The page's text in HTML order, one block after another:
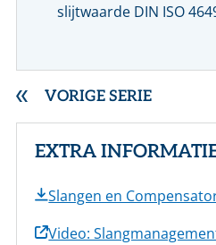
slijtwaarde DIN ISO
VORIGE SERIE
EXTRA
Slangen en
Video: